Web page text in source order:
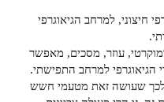
חיצוני, למרחב הגיאוגרפי
עוזר, מסכים, מאפשר
הגיאוגרפי למרחב התפישתי.
לכך שעושה זאת מטעמי חשש